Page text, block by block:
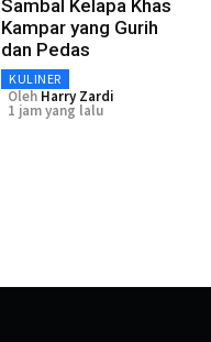
Sambal Kelapa Khas
Kampar yang Gurih
dan Pedas
KULINER
Oleh Harry Zardi
1 jam yang lalu